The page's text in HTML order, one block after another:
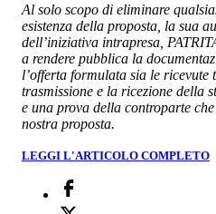
Al solo scopo di eliminare
esistenza della proposta, la sua
dell’iniziativa intrapresa,
a rendere pubblica la
l’offerta formulata sia le ricevute
trasmissione e la ricezione della
e una prova della controparte
nostra proposta.
LEGGI L'ARTICOLO COMPLETO